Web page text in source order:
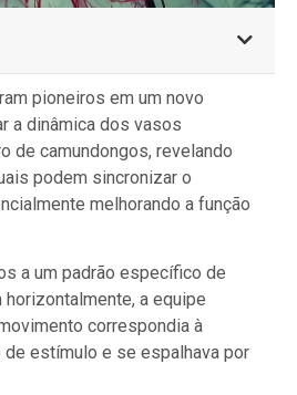
pioneiros em um novo
a dinâmica dos vasos
de camundongos, revelando
podem sincronizar o
melhorando a função
a um padrão específico de
a equipe
correspondia à
estímulo e se espalhava por